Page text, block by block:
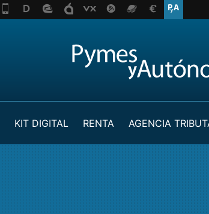
KIT DIGITAL RENTA AGENCIA